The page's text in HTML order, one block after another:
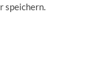
speichern.